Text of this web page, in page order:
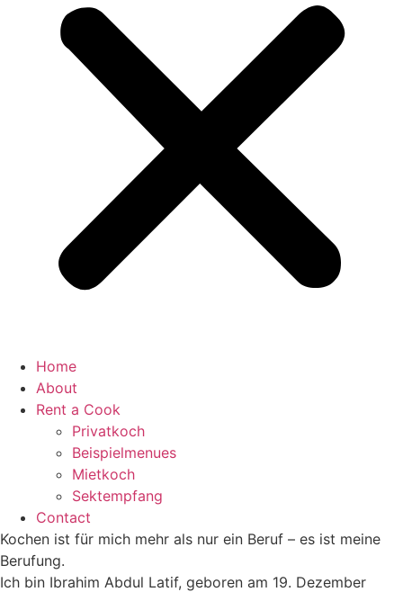
Home
About
Rent a Cook
Privatkoch
Beispielmenues
Mietkoch
Sektempfang
Contact
Kochen ist für mich mehr als nur ein Beruf – es ist meine
Berufung.
Ich bin Ibrahim Abdul Latif, geboren am 19. Dezember